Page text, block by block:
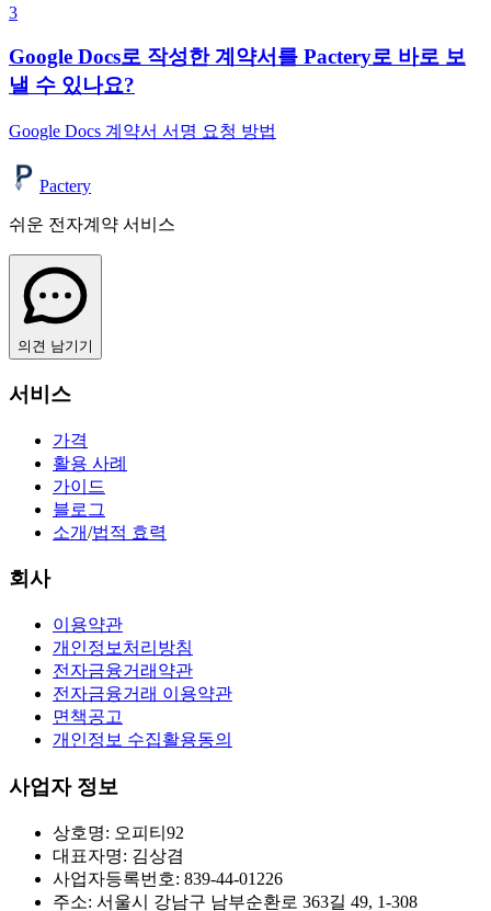
3
Google Docs로 작성한 계약서를 Pactery로 바로 보
낼 수 있나요?
Google Docs 계약서 서명 요청 방법
Pactery
쉬운 전자계약 서비스
의견 남기기
서비스
가격
활용 사례
가이드
블로그
소개/법적 효력
회사
이용약관
개인정보처리방침
전자금융거래약관
전자금융거래 이용약관
면책공고
개인정보 수집활용동의
사업자 정보
상호명: 오피티92
대표자명: 김상겸
사업자등록번호: 839-44-01226
주소: 서울시 강남구 남부순환로 363길 49, 1-308